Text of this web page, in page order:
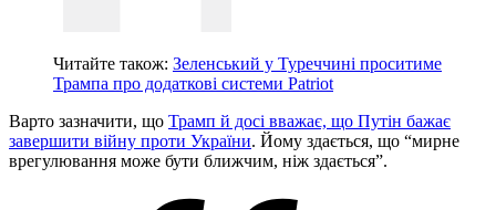
Читайте також: Зеленський у Туреччині проситиме
Трампа про додаткові системи Patriot
Варто зазначити, що Трамп й досі вважає, що Путін бажає
завершити війну проти України. Йому здається, що “мирне
врегулювання може бути ближчим, ніж здається”.